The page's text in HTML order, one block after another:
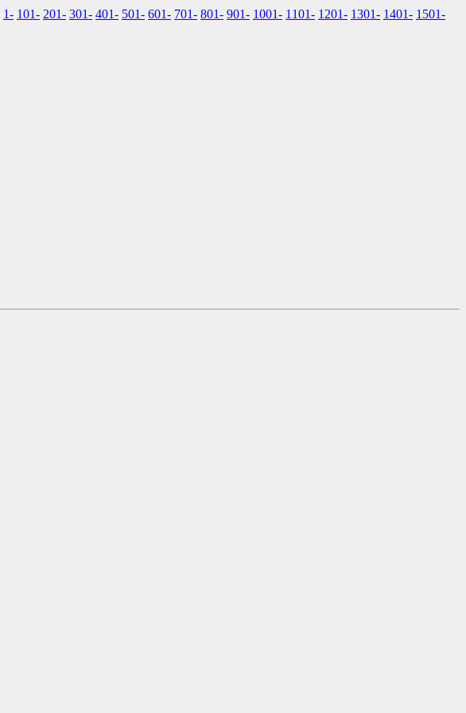
1- 101- 201- 301- 401- 501- 601- 701- 801- 901- 1001- 1101- 1201- 1301- 1401- 1501-